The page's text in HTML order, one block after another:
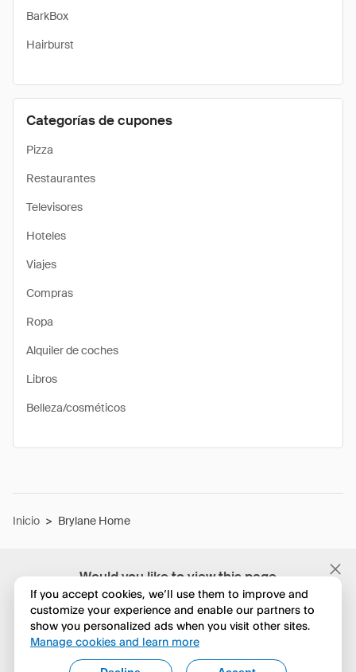
Would you like to view this page
in English?
No, seguir navegando
BarkBox
Hairburst
Categorías de cupones
Pizza
Restaurantes
Televisores
Hoteles
Viajes
Compras
Ropa
Alquiler de coches
Libros
Belleza/cosméticos
Inicio > Brylane Home
If you accept cookies, we’ll use them to improve and
customize your experience and enable our partners to
show you personalized ads when you visit other sites.
Manage cookies and learn more